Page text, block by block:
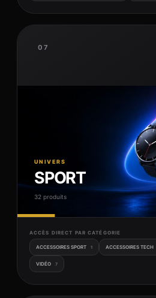
07
UNIVERS
SPORT
32 produits
ACCÈS DIRECT PAR CATÉGORIE
ACCESSOIRES SPORT 1 ACCESSOIRES TECH
VIDÉO 7